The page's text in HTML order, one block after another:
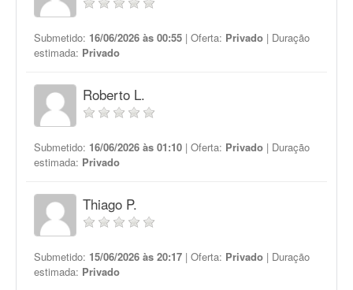
Submetido: 16/06/2026 às 00:55 | Oferta: Privado | Duração
estimada: Privado
Roberto L.
Submetido: 16/06/2026 às 01:10 | Oferta: Privado | Duração
estimada: Privado
Thiago P.
Submetido: 15/06/2026 às 20:17 | Oferta: Privado | Duração
estimada: Privado